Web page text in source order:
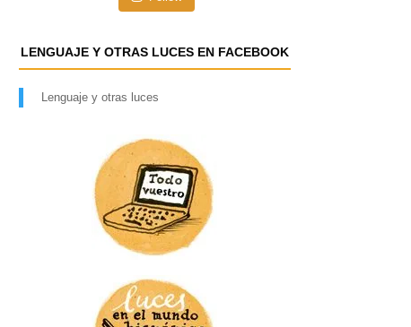
m
LENGUAJE Y OTRAS LUCES EN FACEBOOK
Lenguaje y otras luces